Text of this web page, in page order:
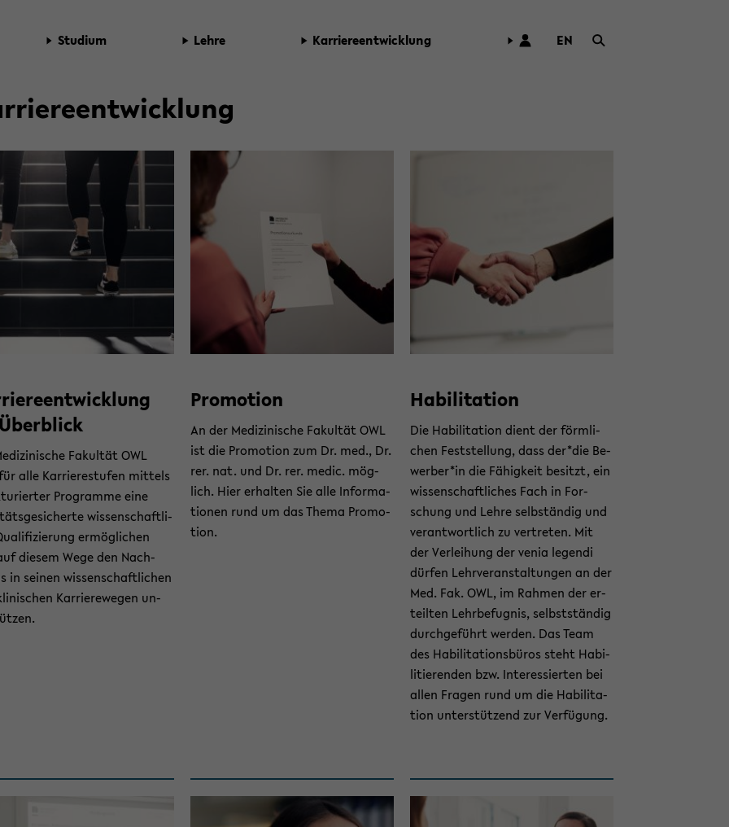
Stu­di­um Lehre Kar­rie­re­ent­wick­lung EN
ZUR
Fa­kul­tät OWL
alle Kar­rie­re­stu­fen mit­tels
Pro­gram­me eine
wis­sen­schaft­li­
er­mög­li­chen
die­sem Wege den Nach­
in sei­nen wis­sen­schaft­li­chen
Kar­rie­re­we­gen un­
Pro­mo­ti­on
An der Me­di­zi­ni­sche Fa­kul­tät OWL
ist die Pro­mo­ti­on zum Dr. med., Dr.
rer. nat. und Dr. rer. medic. mög­
lich. Hier er­hal­ten Sie alle In­for­ma­
tio­nen rund um das Thema Pro­mo­
ti­on.
Ha­bi­li­ta­ti­on
Die Ha­bi­li­ta­ti­on dient der förm­li­
chen Fest­stel­lung, dass der*die Be­
wer­ber*in die Fä­hig­keit be­sitzt, ein
wis­sen­schaft­li­ches Fach in For­
schung und Lehre selb­stän­dig und
ver­ant­wort­lich zu ver­tre­ten. Mit
der Ver­lei­hung der venia le­gen­di
dür­fen Lehr­ver­an­stal­tun­gen an der
Med. Fak. OWL, im Rah­men der er­
teil­ten Lehr­be­fug­nis, selbst­stän­dig
durch­ge­führt wer­den. Das Team
des Ha­bi­li­ta­ti­ons­bü­ros steht Ha­bi­
li­tie­ren­den bzw. In­ter­es­sier­ten bei
allen Fra­gen rund um die Ha­bi­li­ta­
ti­on un­ter­stüt­zend zur Ver­fü­gung.